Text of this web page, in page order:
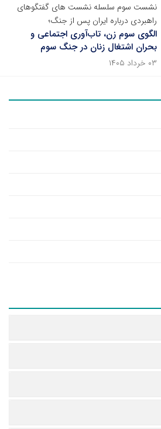
نشست سوم سلسله نشست های گفتگوهای
راهبردی درباره ایران پس از جنگ؛
الگوی سوم زن، تاب‌آوری اجتماعی و
بحران اشتغال زنان در جنگ سوم
۰۳ خرداد ۱۴۰۵